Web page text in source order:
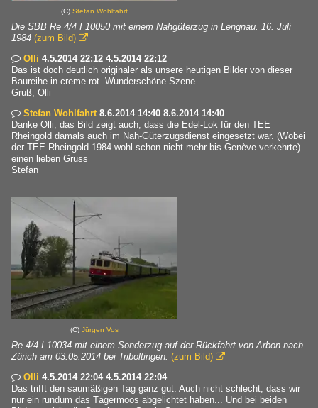
(C) Stefan Wohlfahrt
Die SBB Re 4/4 I 10050 mit einem Nahgüterzug in Lengnau. 16. Juli
1984 (zum Bild) 
 Olli 4.5.2014 22:12 4.5.2014 22:12
Das ist doch deutlich originaler als unsere heutigen Bilder von dieser
Baureihe in creme-rot. Wunderschöne Szene.
Gruß, Olli
 Stefan Wohlfahrt 8.6.2014 14:40 8.6.2014 14:40
Danke Olli, das Bild zeigt auch, dass die Edel-Lok für den TEE
Rheingold damals auch im Nah-Güterzugsdienst eingesetzt war. (Wobei
der TEE Rheingold 1984 wohl schon nicht mehr bis Genève verkehrte).
einen lieben Gruss
Stefan
(C) Jürgen Vos
Re 4/4 I 10034 mit einem Sonderzug auf der Rückfahrt von Arbon nach
Zürich am 03.05.2014 bei Triboltingen. (zum Bild) 
 Olli 4.5.2014 22:04 4.5.2014 22:04
Das trifft den saumäßigen Tag ganz gut. Auch nicht schlecht, dass wir
nur ein rundum das Tägermoos abgelichtet haben... Und bei beiden